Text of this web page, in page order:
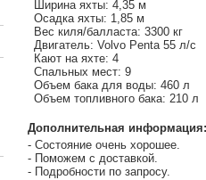
Ширина яхты: 4,35 м
Осадка яхты: 1,85 м
Вес киля/балласта: 3300 кг
Двигатель: Volvo Penta 55 л/с
Кают на яхте: 4
Спальных мест: 9
Объем бака для воды: 460 л
Объем топливного бака: 210 л
Дополнительная информация:
- Состояние очень хорошее.
- Поможем с доставкой.
- Подробности по запросу.